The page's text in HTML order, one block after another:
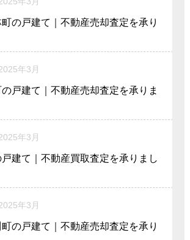
の戸建て｜不動産売却査定を承り
年3月
戸建て｜不動産売却査定を承りま
年3月
建て｜不動産買取査定を承りまし
年3月
の戸建て｜不動産売却査定を承り